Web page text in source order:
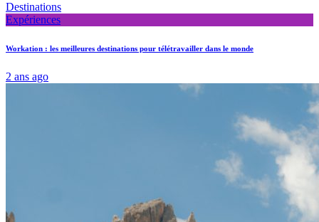
Destinations
Expériences
Workation : les meilleures destinations pour télétravailler dans le monde
2 ans ago